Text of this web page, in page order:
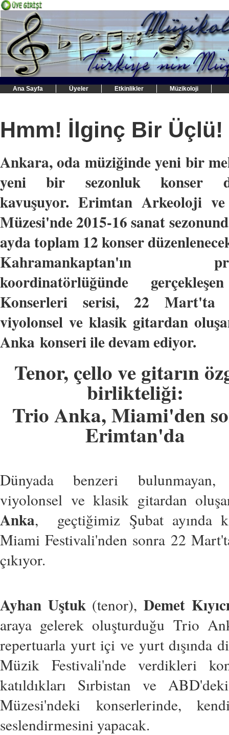
Ana Sayfa Üyeler Etkinlikler Müzikoloji
Hmm! İlginç Bir Üçlü!
Ankara, oda müziğinde yeni bir
yeni bir sezonluk konser
kavuşuyor. Erimtan Arkeoloji
Müzesi'nde 2015-16 sanat
ayda toplam 12 konser
Kahramankaptan'ın
koordinatörlüğünde
Konserleri serisi, 22 Mart'ta
viyolonsel ve klasik gitardan
Anka konseri ile devam ediyor.
Tenor, çello ve gitarın
birlikteliği:
Trio Anka, Miami'den
Erimtan'da
Dünyada benzeri bulunmayan,
viyolonsel ve klasik gitardan
Anka, geçtiğimiz Şubat ayında
Miami Festivali'nden sonra 22
çıkıyor.
Ayhan Uştuk(tenor),Demet
araya gelerek oluşturduğu Trio
repertuarla yurt içi ve yurt dışında
Müzik Festivali'nde verdikleri
katıldıkları Sırbistan ve
Müzesi'ndeki konserlerinde,
seslendirmesini yapacak.